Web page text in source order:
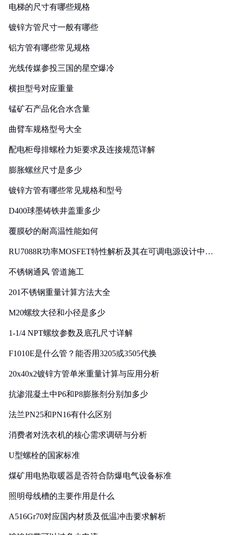
电梯的尺寸有哪些规格
镀锌方管尺寸一般有哪些
铝方管有哪些常见规格
光线传媒参投三国的星空爆冷
横担型号对应重量
锰矿石产品化合水含量
曲臂车规格型号大全
配电柜母排螺栓力矩要求及连接规范详解
膨胀螺丝尺寸是多少
镀锌方管有哪些常见规格和型号
D400球墨铸铁井盖重多少
覆膜砂的耐高温性能如何
RU7088R功率MOSFET特性解析及其在可调电源设计中的
不锈钢通风 管道施工
201不锈钢重量计算方法大全
M20螺纹大径和小径是多少
1-1/4 NPT螺纹参数及底孔尺寸详解
F1010E是什么管？能否用3205或3505代换
20x40x2镀锌方管单米重量计算与应用分析
抗渗混凝土中P6和P8膨胀剂分别加多少
法兰PN25和PN16有什么区别
消费者对洗衣机的核心需求调研与分析
U型螺栓的国家标准
煤矿用电热取暖器是否符合防爆电气设备标准
照明母线槽的主要作用是什么
A516Gr70对应国内材质及低温冲击要求解析